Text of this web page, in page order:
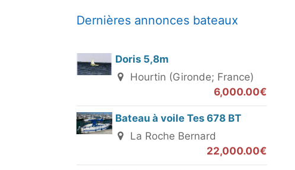
Dernières annonces bateaux
Doris 5,8m
Hourtin (Gironde; France)
6,000.00€
Bateau à voile Tes 678 BT
La Roche Bernard
22,000.00€